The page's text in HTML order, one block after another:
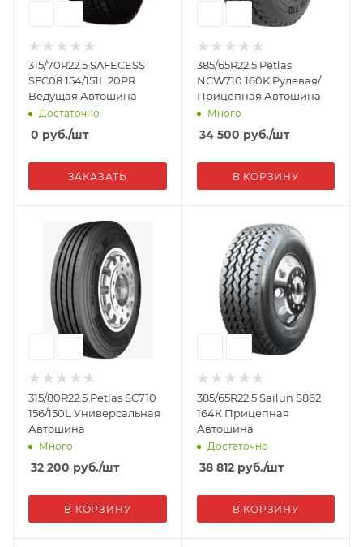
315/70R22.5 SAFECESS
SFC08 154/151L 20PR
Ведущая Автошина
Достаточно
0 руб./шт
ЗАКАЗАТЬ
385/65R22.5 Petlas
NCW710 160K Рулевая/
Прицепная Автошина
Много
34 500 руб./шт
В КОРЗИНУ
315/80R22.5 Petlas SC710
156/150L Универсальная
Автошина
Много
32 200 руб./шт
В КОРЗИНУ
385/65R22.5 Sailun S862
164К Прицепная
Автошина
Достаточно
38 812руб./шт
В КОРЗИНУ